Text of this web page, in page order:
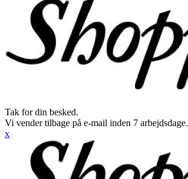
Tak for din besked.
Vi vender tilbage på e-mail inden 7 arbejdsdage.
x